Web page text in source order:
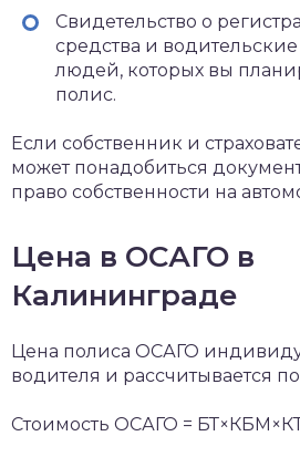
Свидетельство о
средства и
людей, которых вы
полис.
Если собственник и
может понадобиться
право собственности на
Цена в ОСАГО в
Калининграде
Цена полиса ОСАГО
водителя и рассчитывается
Стоимость ОСАГО =